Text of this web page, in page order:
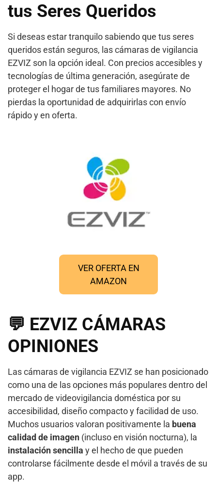
tus Seres Queridos
Si deseas estar tranquilo sabiendo que tus seres
queridos están seguros, las cámaras de vigilancia
EZVIZ son la opción ideal. Con precios accesibles y
tecnologías de última generación, asegúrate de
proteger el hogar de tus familiares mayores. No
pierdas la oportunidad de adquirirlas con envío
rápido y en oferta.
VER OFERTA EN
AMAZON
💬 EZVIZ CÁMARAS
OPINIONES
Las cámaras de vigilancia EZVIZ se han posicionado
como una de las opciones más populares dentro del
mercado de videovigilancia doméstica por su
accesibilidad, diseño compacto y facilidad de uso.
Muchos usuarios valoran positivamente la buena
calidad de imagen (incluso en visión nocturna), la
instalación sencilla y el hecho de que pueden
controlarse fácilmente desde el móvil a través de su
app.